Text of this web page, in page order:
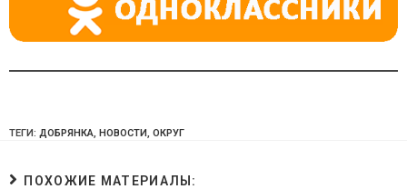
ТЕГИ: ДОБРЯНКА, НОВОСТИ, ОКРУГ
ПОХОЖИЕ МАТЕРИАЛЫ: